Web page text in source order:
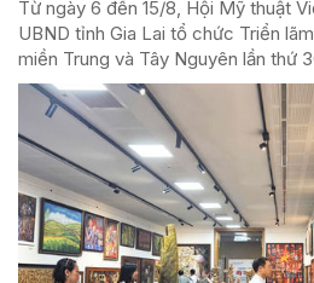
Từ ngày 6 đến 15/8, Hội Mỹ thuật
UBND tỉnh Gia Lai tổ chức Triển
miền Trung và Tây Nguyên lần thứ